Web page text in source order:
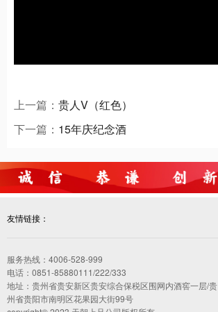
上一篇： 贵人V（红色）
下一篇： 15年庆纪念酒
友情链接：
服务热线：4006-528-999
电话：0851-85880111/222/333
地址：贵州省贵安新区贵安综合保税区围网内酒窖一层/贵
州省贵阳市南明区花果园大街99号